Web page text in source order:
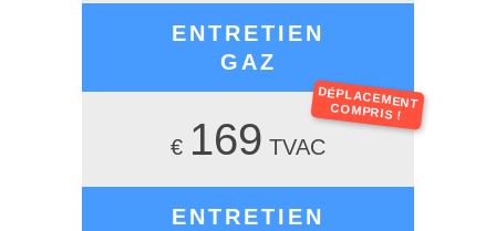
ENTRETIEN
GAZ
DÉPLACEMENT
COMPRIS !
€ 169 TVAC
ENTRETIEN